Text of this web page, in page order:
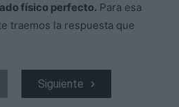
físico perfecto. Para esa
traemos la respuesta que
Siguiente